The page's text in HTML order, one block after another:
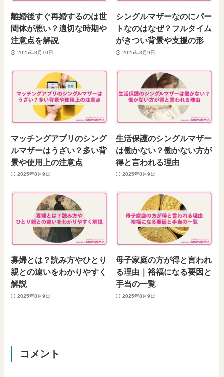
離婚後すぐ再婚するのは世
間体が悪い？適切な時期や
注意点を解説
2025年8月10日
シングルマザーなのにパー
トなのはなぜ？フルタイム
がきつい背景や支援の形
2025年8月9日
マッチングアプリのシング
ルマザーはうざい？多い背
景や使用上の注意点
2025年8月9日
生活保護のシングルマザー
は働かない？働かない方が
得と言われる理由
2025年8月9日
寡婦とは？読み方やひとり
親との違いをわかりやすく
解説
2025年8月9日
母子家庭の方が得と言われ
る理由｜裕福になる要因と
手当の一覧
2025年8月9日
コメント